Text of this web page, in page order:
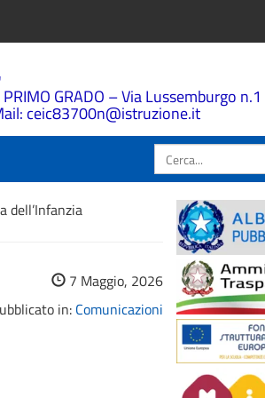
PRIMO GRADO – Via Lussemburgo
ceic83700n@istruzione.it
Cerca
dell’Infanzia
7 Maggio, 2026
in: Comunicazioni